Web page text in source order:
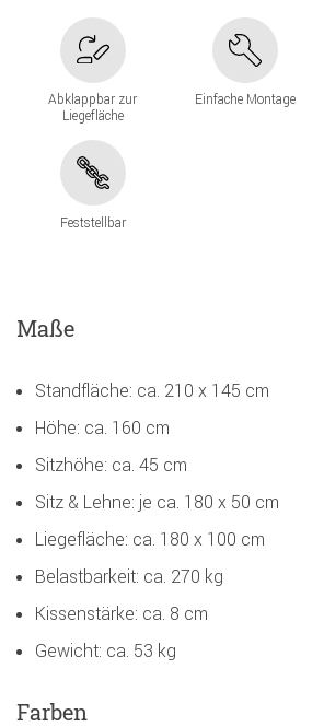
Abklappbar zur
Liegefläche
Einfache Montage
Feststellbar
Maße
Standfläche: ca. 210 x 145 cm
Höhe: ca. 160 cm
Sitzhöhe: ca. 45 cm
Sitz & Lehne: je ca. 180 x 50 cm
Liegefläche: ca. 180 x 100 cm
Belastbarkeit: ca. 270 kg
Kissenstärke: ca. 8 cm
Gewicht: ca. 53 kg
Farben